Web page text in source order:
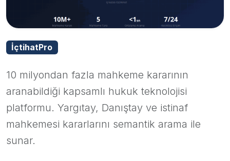
İçtihatPro
10 milyondan fazla mahkeme kararının
aranabildiği kapsamlı hukuk teknolojisi
platformu. Yargıtay, Danıştay ve istinaf
mahkemesi kararlarını semantik arama ile
sunar.